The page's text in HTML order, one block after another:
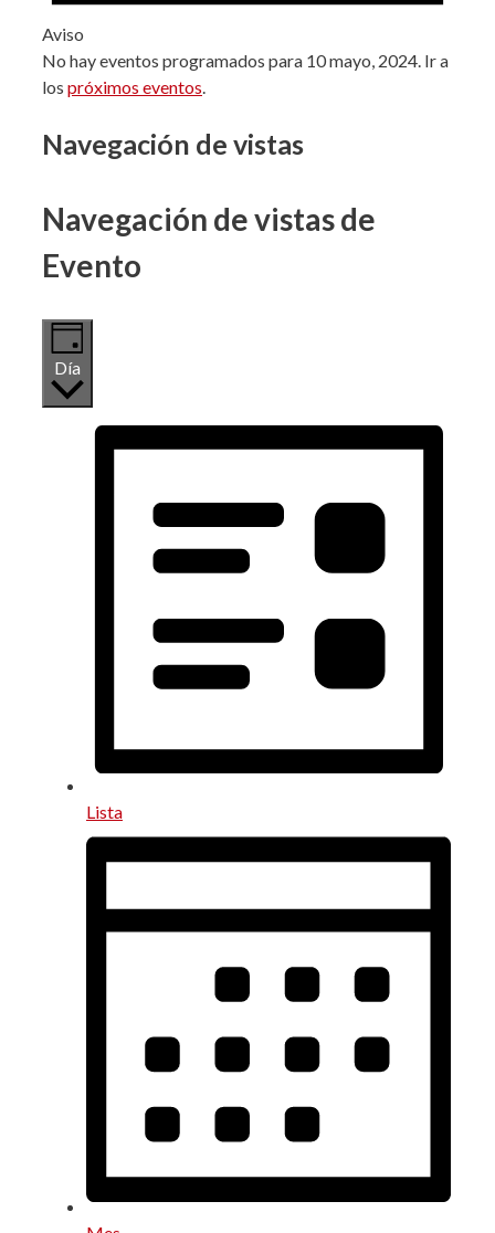
Aviso
No hay eventos programados para 10 mayo, 2024. Ir a
los próximos eventos.
Navegación de vistas
Navegación de vistas de
Evento
Día
Lista